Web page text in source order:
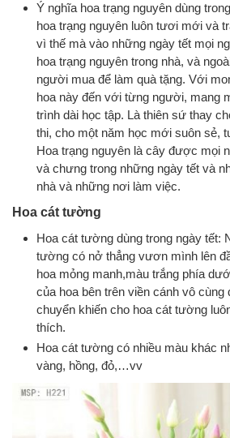
Ý nghĩa hoa trạng nguyên dùng
hoa trạng nguyên luôn tươi mới và
vì thế mà vào những ngày tết mọi
hoa trạng nguyên trong nhà, và
người mua để làm quà tặng. Với
hoa này đến với từng người, mang
trình dài học tập. Là thiên sứ thay
thi, cho một năm học mới suôn sẻ,
Hoa trạng nguyên là cây được mọi
và chưng trong những ngày tết và
nhà và những nơi làm việc.
Hoa cát tường
Hoa cát tường dùng trong ngày tết:
tường có nở thẳng vươn mình lên
hoa mỏng manh,màu trắng phía
của hoa bên trên viền cánh vô cùng
chuyển khiến cho hoa cát tường
thích.
Hoa cát tường có nhiều màu khác
vàng, hồng, đỏ,…vv